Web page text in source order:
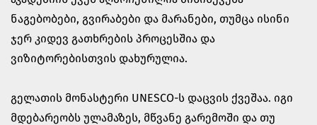
ნაგებობები, გვირაბები და მარანები, თუმცა ისინი
ჯერ კიდევ გათხრების პროცესშია და
ვიზიტორებისთვის დახურულია.
გელათის მონასტერი UNESCO-ს დაცვის ქვეშაა. იგი
მდებარეობს ულამაზეს, მწვანე გარემოში და თუ